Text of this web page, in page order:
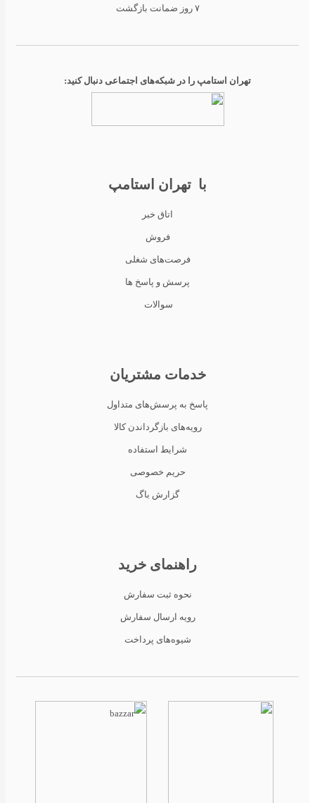
۷ روز ضمانت بازگشت
تهران استامپ را در شبکه‌های اجتماعی دنبال کنید:
با تهران استامپ
اتاق خبر
فروش
فرصت‌های شغلی
پرسش و پاسخ ها
سوالات
خدمات مشتریان
پاسخ به پرسش‌های متداول
رویه‌های بازگرداندن کالا
شرایط استفاده
حریم خصوصی
گزارش باگ
راهنمای خرید
نحوه ثبت سفارش
رویه ارسال سفارش
شیوه‌های پرداخت